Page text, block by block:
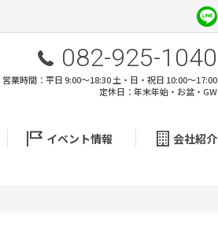
082-925-1040
営業時間：平日 9:00～18:30 土・日・祝日 10:00～17:00
定休日：年末年始・お盆・GW
イベント情報 会社紹介